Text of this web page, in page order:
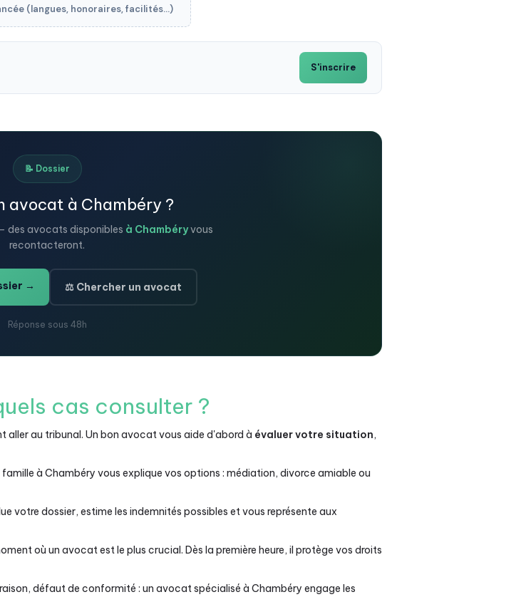
(langues, honoraires, facilités...)
S'inscrire
📝 Dossier
avocat à Chambéry ?
des avocats disponibles à Chambéryvous
recontacteront.
→ ⚖️ Chercher un avocat
Réponse sous 48h
cas consulter ?
aller au tribunal. Un bon avocat vous aide d'abord à évaluer votre situation,
à Chambéry vous explique vos options : médiation, divorce amiable ou
votre dossier, estime les indemnités possibles et vous représente aux
où un avocat est le plus crucial. Dès la première heure, il protège vos droits
défaut de conformité : un avocat spécialisé à Chambéry engage les